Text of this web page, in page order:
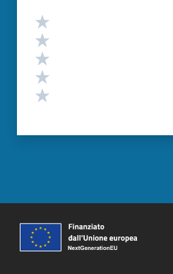
Valutazione